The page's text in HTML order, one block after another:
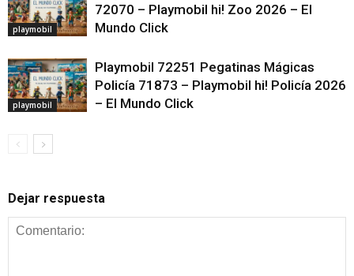
playmobil
72070 – Playmobil hi! Zoo 2026 – El
Mundo Click
playmobil
Playmobil 72251 Pegatinas Mágicas
Policía 71873 – Playmobil hi! Policía 2026
– El Mundo Click
Dejar respuesta